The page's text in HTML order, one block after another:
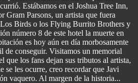
Estábamos en el Joshua Tree Inn,
Gram Parsons, un artista que fuera
Birds o los Flying Burrito Brothers y
número 8 de este hotel la muerte en
es hoy aún en día morbosamente
de conseguir. Visitamos un memorial
que los fans dejan sus tributos al artista,
se les ocurre, creo recordar que Javi
vaquero. Al margen de la historia...